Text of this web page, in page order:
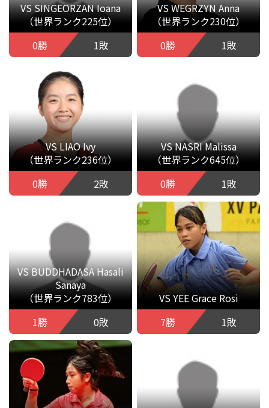
VS SINGEORZAN Ioana
（世界ランク225位）
0勝
1敗
VS WEGRZYN Anna
（世界ランク230位）
0勝
1敗
VS LIAO Ivy
（世界ランク236位）
0勝
2敗
VS NASRI Malissa
（世界ランク645位）
0勝
1敗
VS BUDDHADASA Hasali
Sanaya
（世界ランク783位）
1勝
0敗
VS YEE Grace Rosi
7勝
1敗